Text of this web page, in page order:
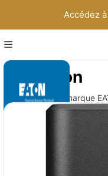
Accédez
Eaton
Onduleur de La marque